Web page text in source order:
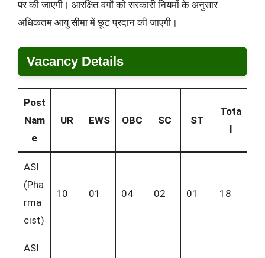
पर की जाएगी। आरक्षित वर्गों को सरकारी नियमों के अनुसार
अधिकतम आयु सीमा में छूट प्रदान की जाएगी।
Vacancy Details
Post
Nam
e
UR EWS OBC SC ST
Tota
l
ASI
(Pha
rma
cist)
10 01 04 02 01 18
ASI